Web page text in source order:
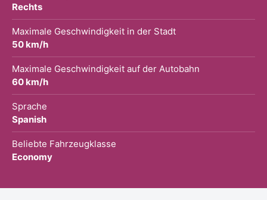
Rechts
Maximale Geschwindigkeit in der Stadt
50 km/h
Maximale Geschwindigkeit auf der Autobahn
60 km/h
Sprache
Spanish
Beliebte Fahrzeugklasse
Economy